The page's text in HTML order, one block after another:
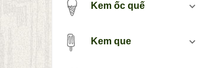
Kem ốc quế
Kem que